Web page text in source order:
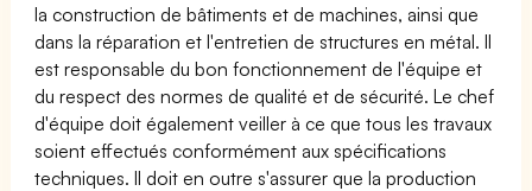
la construction de bâtiments et de machines, ainsi que
dans la réparation et l'entretien de structures en métal. Il
est responsable du bon fonctionnement de l'équipe et
du respect des normes de qualité et de sécurité. Le chef
d'équipe doit également veiller à ce que tous les travaux
soient effectués conformément aux spécifications
techniques. Il doit en outre s'assurer que la production